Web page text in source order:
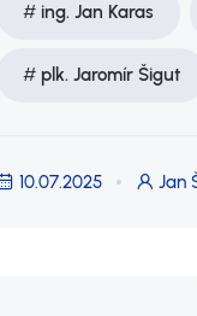
ing. Jan Karas
plk. Jaromír Šigut
10.07.2025 Jan